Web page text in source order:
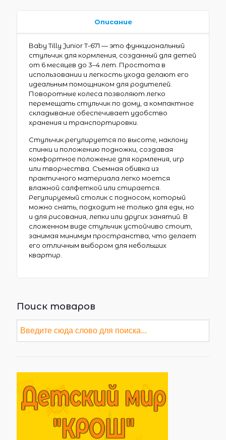
Описание
Baby Tilly Junior T-671 — это функциональный
стульчик для кормления, созданный для детей
от 6 месяцев до 3–4 лет. Простота в
использовании и легкость ухода делают его
идеальным помощником для родителей.
Поворотные колеса позволяют легко
перемещать стульчик по дому, а компактное
складывание обеспечивает удобство
хранения и транспортировки.
Стульчик регулируется по высоте, наклону
спинки и положению подножки, создавая
комфортное положение для кормления, игр
или творчества. Съемная обивка из
практичного материала легко моется
влажной салфеткой или стирается.
Регулируемый столик с подносом, который
можно снять, подходит не только для еды, но
и для рисования, лепки или других занятий. В
сложенном виде стульчик устойчиво стоит,
занимая минимум пространства, что делает
его отличным выбором для небольших
квартир.
Поиск товаров